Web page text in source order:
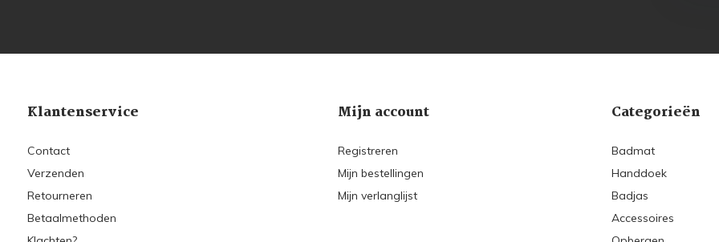
Klantenservice
Contact
Verzenden
Retourneren
Betaalmethoden
Mijn account
Registreren
Mijn bestellingen
Mijn verlanglijst
Categorieën
Badmat
Handdoek
Badjas
Accessoires